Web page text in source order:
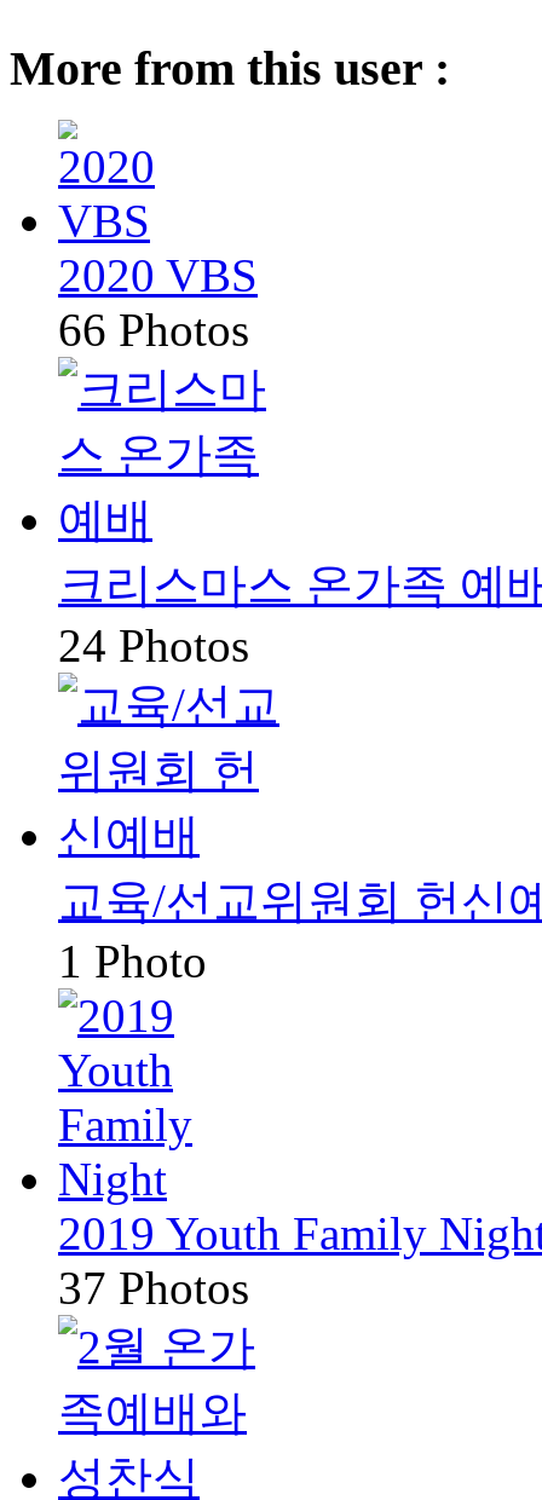
More from this user :
2020 VBS
66 Photos
크리스마스 온가족 예
24 Photos
교육/선교위원회 헌신
1 Photo
2019 Youth Family
37 Photos